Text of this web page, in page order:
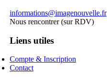
informations@imagenouvelle.fr
Nous rencontrer (sur RDV)
Liens utiles
Compte & Inscription
Contact